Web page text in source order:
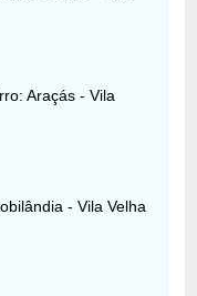
Araçás - Vila
- Vila Velha